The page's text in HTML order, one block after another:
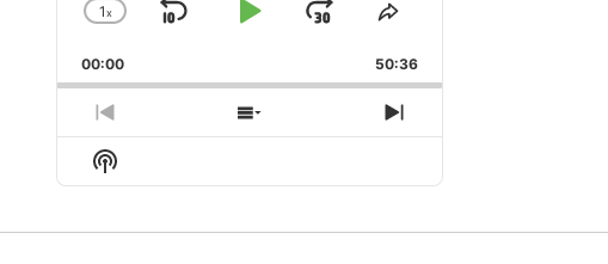
Change
Rate
1x
Skip
PlayJump
Forward
Share
Episode
00:00 50:36
Previous
Episode
Show
Episodes
Next
Episode
Show
Podcast